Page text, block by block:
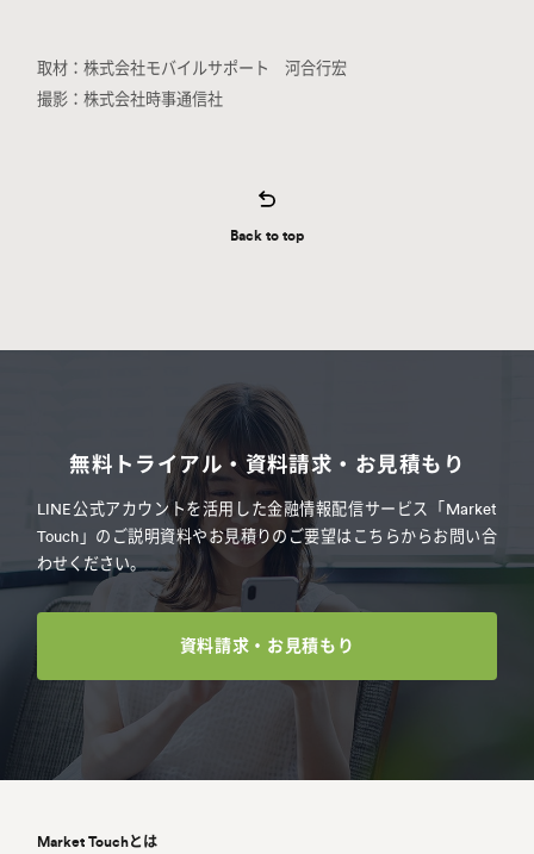
取材：株式会社モバイルサポート 河合行宏
撮影：株式会社時事通信社
Back to top
無料 ト ラ イアル ・ 資料請求 ・ お 見積も り
LINE公式アカウントを活用した金融情報配信サービス「Market
Touch」のご説明資料やお見積りのご要望はこちらからお問い合
わせください。
資料請求・お見積もり
Market Touchとは